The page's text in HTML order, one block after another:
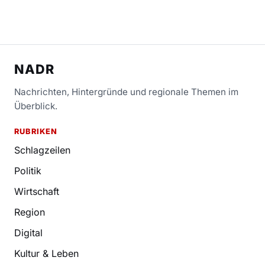
NADR
Nachrichten, Hintergründe und regionale Themen im
Überblick.
RUBRIKEN
Schlagzeilen
Politik
Wirtschaft
Region
Digital
Kultur & Leben